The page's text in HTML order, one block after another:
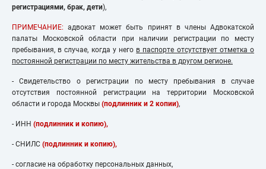
регистрациями, брак, дети),
ПРИМЕЧАНИЕ: адвокат может быть принят в члены Адвокатской
палаты Московской области при наличии регистрации по месту
пребывания, в случае, когда у него в паспорте отсутствует отметка о
постоянной регистрации по месту жительства в другом регионе.
- Свидетельство о регистрации по месту пребывания в случае
отсутствия постоянной регистрации на территории Московской
области и города Москвы (подлинник и 2 копии),
- ИНН (подлинник и копию),
- СНИЛС (подлинник и копию),
- согласие на обработку персональных данных,